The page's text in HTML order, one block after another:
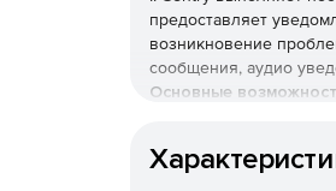
предоставляет
возникновение
сообщения, аудио
Основные